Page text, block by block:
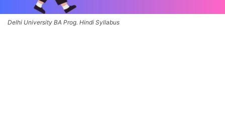
Delhi University BA Prog. Hindi Syllabus